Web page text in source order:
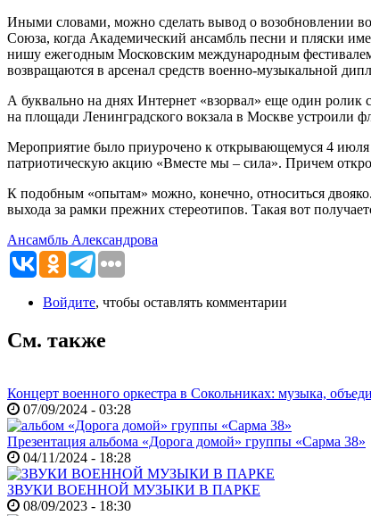
Иными словами, можно сделать вывод о возобновлении
Союза, когда Академический ансамбль песни и пляски
нишу ежегодным Московским международным фестивалем
возвращаются в арсенал средств военно-музыкальной
А буквально на днях Интернет «взорвал» еще один
на площади Ленинградского вокзала в Москве
Мероприятие было приурочено к открывающемуся 4 июля
патриотическую акцию «Вместе мы – сила». Причем
К подобным «опытам» можно, конечно, относиться
выхода за рамки прежних стереотипов. Такая вот
Ансамбль Александрова
Войдите, чтобы оставлять комментарии
См. также
Концерт военного оркестра в Сокольниках: музыка,
07/09/2024 - 03:28
Презентация альбома «Дорога домой» группы «Сарма 38»
04/11/2024 - 18:28
ЗВУКИ ВОЕННОЙ МУЗЫКИ В ПАРКЕ
08/09/2023 - 18:30